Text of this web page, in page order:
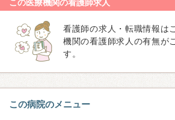
この医療機関の看護師求人
看護師の求人・転職情報は
機関の看護師求人の有無が
す。
この病院のメニュー